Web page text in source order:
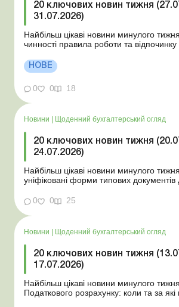
20 ключових новин тижня
31.07.2026)
Найбільш цікаві новини минулого
чинності правила роботи та відпочинку
стан Для сільгосппідприємств і ФОП запроваджено нові
одноразові статистичні форми З 2 серпня змінюється
порядок зарахування окремих
НОВЕ
0 0 18
Новини Щоденний бухгалтерський огляд
20 ключових новин тижня
24.07.2026)
Найбільш цікаві новини минулого
уніфіковані форми типових
координаційного центру з організації
працівника виявлено статус «у
0 0 25
Новини | Щоденний бухгалтерський огляд
20 ключових новин тижня
17.07.2026)
Найбільш цікаві новини минулого
Податкового розрахунку: коли та за які